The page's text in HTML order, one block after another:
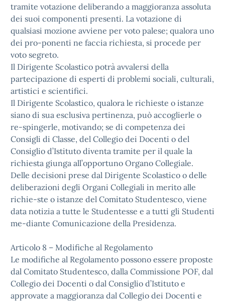
tramite votazione deliberando a maggioranza assoluta
dei suoi componenti presenti. La votazione di
qualsiasi mozione avviene per voto palese; qualora uno
dei pro-ponenti ne faccia richiesta, si procede per
voto segreto.
Il Dirigente Scolastico potrà avvalersi della
partecipazione di esperti di problemi sociali, culturali,
artistici e scientifici.
Il Dirigente Scolastico, qualora le richieste o istanze
siano di sua esclusiva pertinenza, può accoglierle o
re-spingerle, motivando; se di competenza dei
Consigli di Classe, del Collegio dei Docenti o del
Consiglio d’Istituto diventa tramite per il quale la
richiesta giunga all’opportuno Organo Collegiale.
Delle decisioni prese dal Dirigente Scolastico o delle
deliberazioni degli Organi Collegiali in merito alle
richie-ste o istanze del Comitato Studentesco, viene
data notizia a tutte le Studentesse e a tutti gli Studenti
me-diante Comunicazione della Presidenza.
Articolo 8 – Modifiche al Regolamento
Le modifiche al Regolamento possono essere proposte
dal Comitato Studentesco, dalla Commissione POF, dal
Collegio dei Docenti o dal Consiglio d’Istituto e
approvate a maggioranza dal Collegio dei Docenti e